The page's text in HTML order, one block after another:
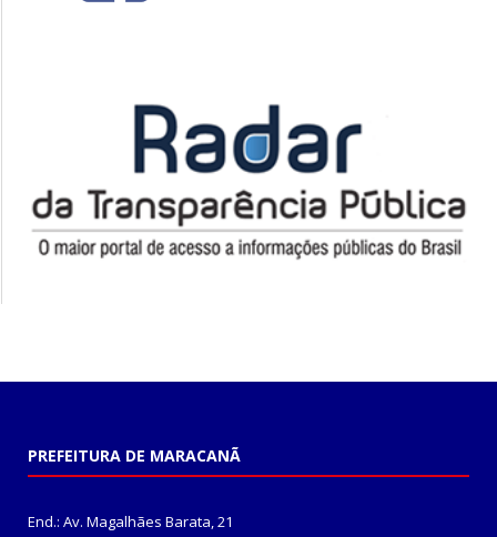
PREFEITURA DE MARACANÃ
End.: Av. Magalhães Barata, 21